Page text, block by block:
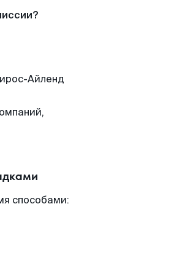
Айленд
способами: